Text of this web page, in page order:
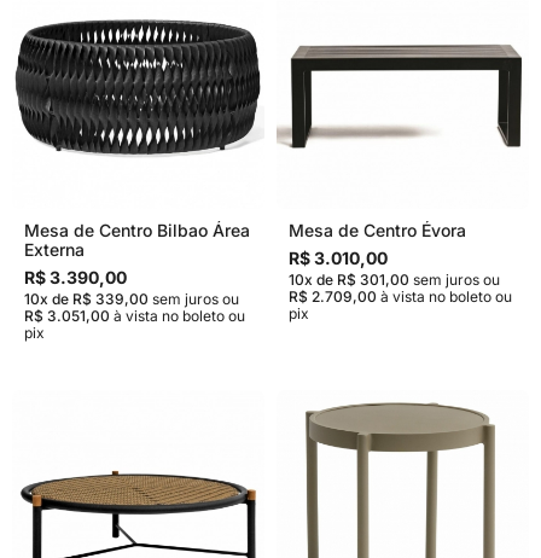
Mesa de Centro Bilbao Área
Externa
R$ 3.390,00
10x de R$ 339,00 sem juros ou
R$ 3.051,00 à vista no boleto ou
pix
Mesa de Centro Évora
R$ 3.010,00
10x de R$ 301,00 sem juros ou
R$ 2.709,00 à vista no boleto ou
pix